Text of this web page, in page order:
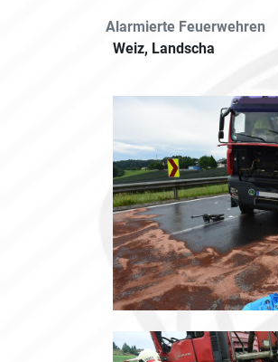
Alarmierte Feuerwehren
Weiz, Landscha